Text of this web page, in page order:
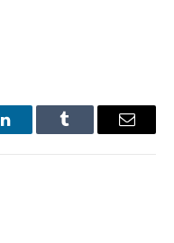
LinkedInTumblr
E-